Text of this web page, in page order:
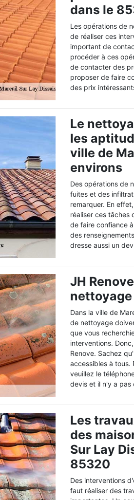
dans le
Les opérations de
de réaliser ces
important de
procéder à ces
de contacter des
proposer de faire
des prix
Le
les
ville de
environs
Des opérations de
fuites et des
remarquer. En
réaliser ces tâches
de faire confiance
des
dresse aussi un
JH
Dans la ville de
de nettoyage
que vous
interventions.
Renove. Sachez
accessibles à tous.
veuillez le
devis et il n'y a pas
Les
des
Sur Lay
85320
Des interventions
faut réaliser des